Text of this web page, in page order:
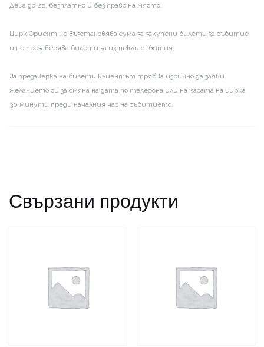
Деца до 2г. безплатно и без право на място!
Цирк Ориент не възстановява сума за закупени билети за събитие
и не презаверява билети за изтекли събития.
За презаверка на билети клиентът трябва изрично да заяви
желанието си за смяна на дата по телефона или на касата на цирка
30 минути преди началния час на събитието.
Свързани продукти